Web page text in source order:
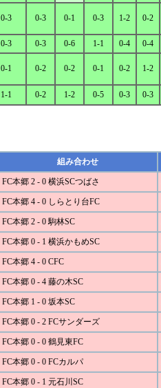
0-3 0-3 0-1 0-3 1-2 0-2
0-3 0-3 0-6 1-1 0-4 0-4
0-1 0-2 0-2 0-1 0-2 1-2
1-1 0-2 1-2 0-5 0-3 0-3
組み合わせ
FC本郷 2 - 0 横浜SCつばさ
FC本郷 4 - 0 しらとり台FC
FC本郷 2 - 0 駒林SC
FC本郷 0 - 1 横浜かもめSC
FC本郷 4 - 0 CFC
FC本郷 0 - 4 藤の木SC
FC本郷 1 - 0 坂本SC
FC本郷 0 - 2 FCサンダーズ
FC本郷 0 - 0 鶴見東FC
FC本郷 0 - 0 FCカルパ
FC本郷 0 - 1 元石川SC